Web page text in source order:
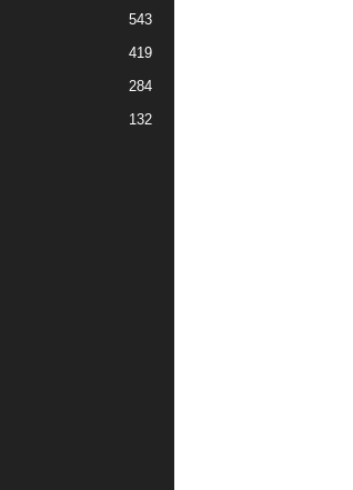
543
419
284
132